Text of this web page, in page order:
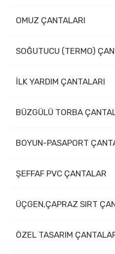
OMUZ ÇANTALARI
SOĞUTUCU (TERMO)
İLK YARDIM ÇANTALARI
BÜZGÜLÜ TORBA
BOYUN-PASAPORT
ŞEFFAF PVC ÇANTALAR
ÜÇGEN,ÇAPRAZ SIRT
ÖZEL TASARIM